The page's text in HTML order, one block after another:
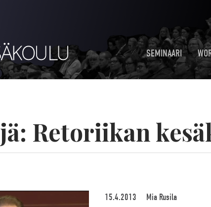
SEMINAARI
Retoriikan
15.4.2013 Mia Rusila